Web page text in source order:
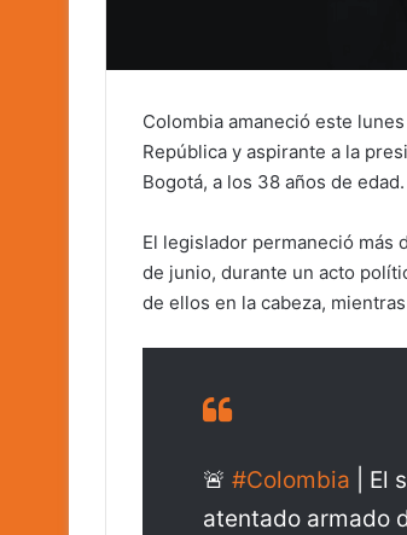
Colombia amaneció este
República y aspirante a la
Bogotá, a los 38 años de edad.
El legislador permaneció más
de junio, durante un acto
de ellos en la cabeza,
🚨 #Colombia | El
atentado armado